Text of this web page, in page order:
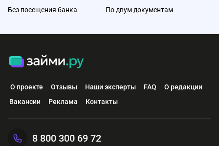
Без посещения банка
По двум документам
О проекте Отзывы Наши эксперты FAQ
О редакции
Вакансии
Реклама Контакты
8 800 300 69 72